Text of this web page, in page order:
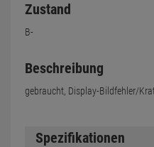
Zustand
B-
Beschreibung
gebraucht, Display-Bildfehler/
Spezifikationen